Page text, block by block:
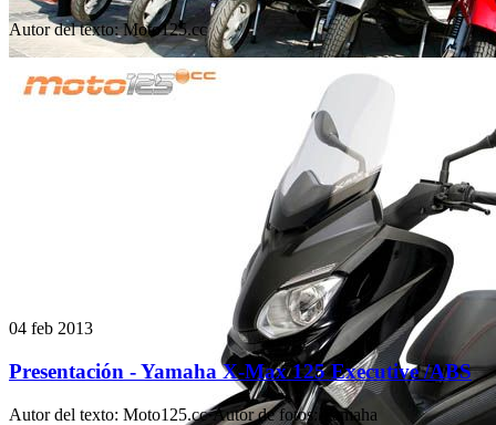
Autor del texto: Moto125.cc
04 feb 2013
Presentación - Yamaha X-Max 125 Executive /ABS
Autor del texto: Moto125.cc·Autor de fotos: Yamaha